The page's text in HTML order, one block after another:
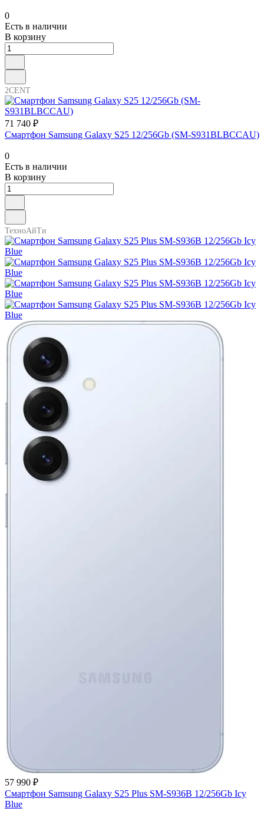
0
Есть в наличии
В корзину
2CENT
71 740 ₽
Смартфон Samsung Galaxy S25 12/256Gb (SM-S931BLBCCAU)
0
Есть в наличии
В корзину
ТехноАйТи
57 990 ₽
Смартфон Samsung Galaxy S25 Plus SM-S936B 12/256Gb Icy
Blue